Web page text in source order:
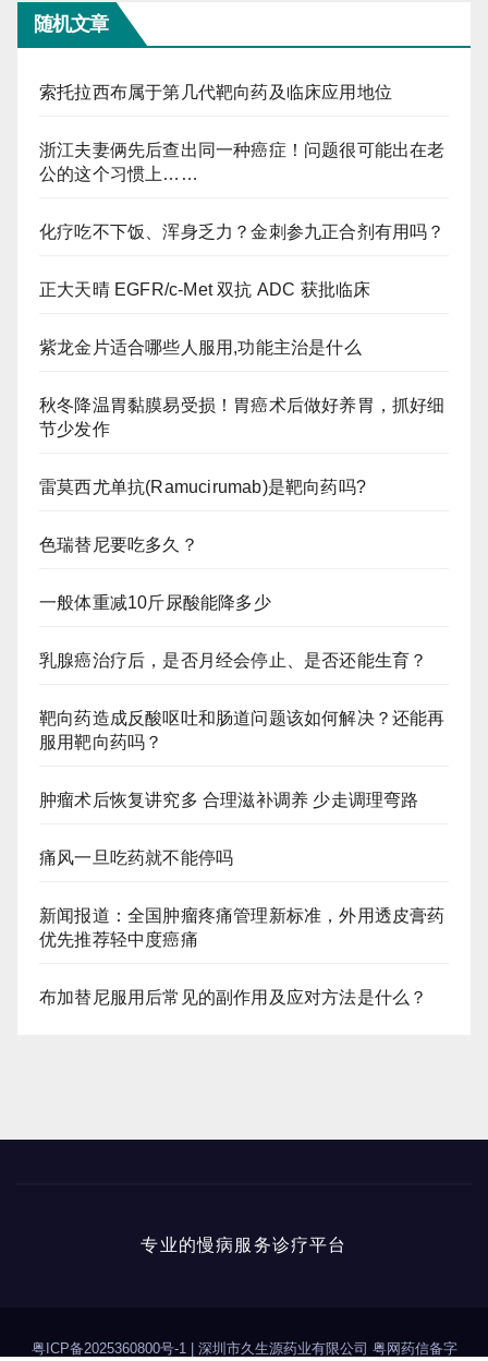
随机文章
索托拉西布属于第几代靶向药及临床应用地位
浙江夫妻俩先后查出同一种癌症！问题很可能出在老
公的这个习惯上……
化疗吃不下饭、浑身乏力？金刺参九正合剂有用吗？
正大天晴 EGFR/c-Met 双抗 ADC 获批临床
紫龙金片适合哪些人服用,功能主治是什么
秋冬降温胃黏膜易受损！胃癌术后做好养胃，抓好细
节少发作
雷莫西尤单抗(Ramucirumab)是靶向药吗?
色瑞替尼要吃多久？
一般体重减10斤尿酸能降多少
乳腺癌治疗后，是否月经会停止、是否还能生育？
靶向药造成反酸呕吐和肠道问题该如何解决？还能再
服用靶向药吗？
肿瘤术后恢复讲究多 合理滋补调养 少走调理弯路
痛风一旦吃药就不能停吗
新闻报道：全国肿瘤疼痛管理新标准，外用透皮膏药
优先推荐轻中度癌痛
布加替尼服用后常见的副作用及应对方法是什么？
专业的慢病服务诊疗平台
粤ICP备2025360800号-1 深圳市久生源药业有限公司 粤网药信备字